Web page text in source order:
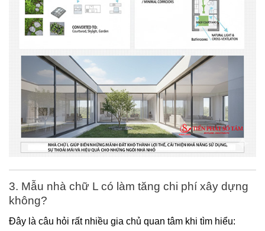
3. Mẫu nhà chữ L có làm tăng chi phí xây dựng
không?
Đây là câu hỏi rất nhiều gia chủ quan tâm khi tìm hiểu: